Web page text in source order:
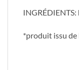
INGRÉDIENTS:
*produit issu de